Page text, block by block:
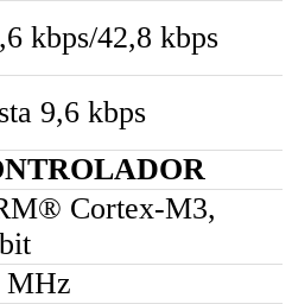
kbps/42,8 kbps
9,6 kbps
Cortex-M3,
MHz